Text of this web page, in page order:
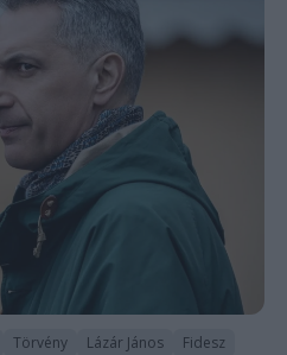
Törvény Lázár János
Fidesz